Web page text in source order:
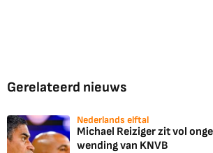
Gerelateerd nieuws
Nederlands elftal
Michael Reiziger zit vol
wending van KNVB